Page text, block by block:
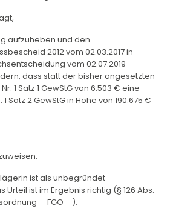
aufzuheben und den
2012 vom 02.03.2017 in
vom 02.07.2019
dass statt der bisher angesetzten
1 Satz 1 GewStG von 6.503 € eine
Satz 2 GewStG in Höhe von 190.675 €
ist als unbegründet
Urteil ist im Ergebnis richtig (§ 126 Abs.
--FGO--).